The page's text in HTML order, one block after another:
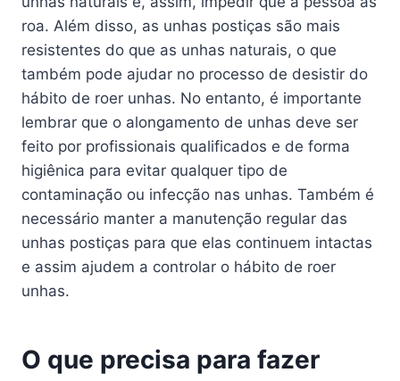
roa. Além disso, as unhas postiças são mais
resistentes do que as unhas naturais, o que
também pode ajudar no processo de desistir do
hábito de roer unhas. No entanto, é importante
lembrar que o alongamento de unhas deve ser
feito por profissionais qualificados e de forma
higiênica para evitar qualquer tipo de
contaminação ou infecção nas unhas. Também é
necessário manter a manutenção regular das
unhas postiças para que elas continuem intactas
e assim ajudem a controlar o hábito de roer
unhas.
O que precisa para fazer